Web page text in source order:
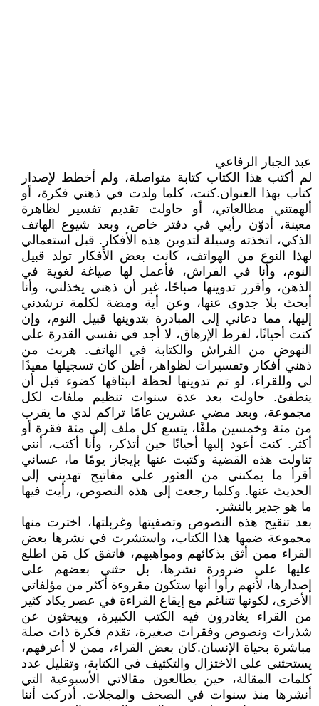
عبد الجبار الرفاعي
لم أكتب هذا الكتاب كتابة متواصلة، ولم أخطط لإصدار
كتاب بهذا العنوان.كنت، كلما ولدت في ذهني فكرة، أو
ألهمتني مطالعاتي، أو حاولت تقديم تفسير لظاهرة
معينة، أدوّن رأيي في دفتر خاص، وبعد شيوع الهاتف
الذكي، اتخذته وسيلة لتدوين هذه الأفكار. قبل استعمالي
لهذا النوع من الهواتف، كانت بعض الأفكار تولد قبيل
النوم، وأنا في الفراش، فأعمل لها صياغة لغوية في
الذهن، وأقرر تدوينها صباحًا، غير أن ذهني يخذلني، وأنا
أبحث بلا جدوى عنها، وعن أية ومضة لكلمة ترشدني
إليها، مما دعاني إلى المبادرة بتدوينها قبيل النوم، وإن
كنت أحيانًا، لفرط الإرهاق، لا أجد في نفسي القدرة على
النهوض من الفراش والكتابة في الهاتف. هربت من
ذهني أفكار وتفسيرات لظواهر، أظن كان تسجيلها مفيدًا
لي وللقراء، لو تم تدوينها لحظة انبثاقها كضوء قبل أن
ينطفئ. حاولت بعد عدة سنوات تنظيم ملفات لكل
مجموعة، وبعد مضي عشرين عامًا تراكم لدي ما يقرب
من مئة وخمسين ملفًا، يتسع كل ملف إلى مئة فقرة أو
أكثر. كنت أعود إليها أحيانًا حين أتذكر، وأنا أكتب، أنني
تناولت هذه القضية وكتبت عنها بإيجاز يومًا ما، عساني
أقرأ ما يمكنني من العثور على مفاتيح تهديني إلى
الحديث عنها. وكلما رجعت إلى هذه النصوص، رأيت فيها
ما هو جدير بالنشر.
بعد تنقيح هذه النصوص وتصفيتها وغربلتها، اخترت منها
مجموعة ضمها هذا الكتاب، واستشرت في نشرها بعض
القراء ممن أثق بذكائهم ومواهبهم، فاتفق كل مَن اطلع
عليها على ضرورة نشرها، بل حثني بعضهم على
إصدارها، لأنهم رأوا أنها ستكون مقروءة أكثر من مؤلفاتي
الأخرى، لكونها تتناغم مع إيقاع القراءة في عصر يكاد كثير
من القراء يغادرون فيه الكتب الكبيرة، ويبحثون عن
شذرات ونصوص وفقرات صغيرة، تقدم فكرة ذات صلة
مباشرة بحياة الإنسان.كان بعض القراء، ممن لا أعرفهم،
يستحثني على الاختزال والتكثيف في الكتابة، وتقليل عدد
كلمات المقالة، حين يطالعون مقالاتي الأسبوعية التي
أنشرها منذ سنوات في الصحف والمجلات. أدركت أننا